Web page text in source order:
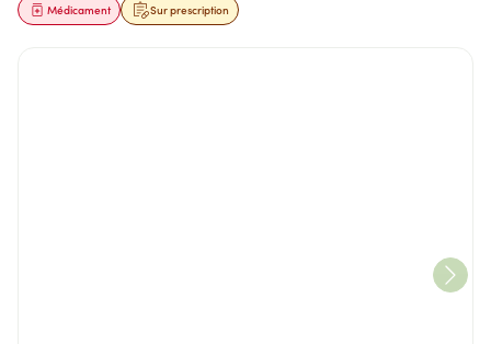
Sur prescription
Médicament